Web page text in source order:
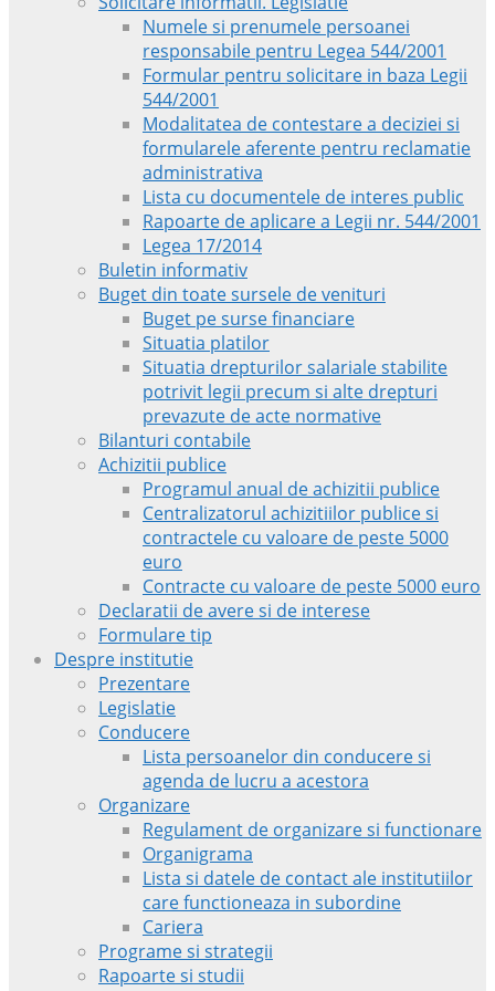
Numele si prenumele persoanei
responsabile pentru Legea 544/2001
Formular pentru solicitare in baza Legii
544/2001
Modalitatea de contestare a deciziei si
formularele aferente pentru reclamatie
administrativa
Lista cu documentele de interes public
Rapoarte de aplicare a Legii nr. 544/2001
Legea 17/2014
Buletin informativ
Buget din toate sursele de venituri
Buget pe surse financiare
Situatia platilor
Situatia drepturilor salariale stabilite
potrivit legii precum si alte drepturi
prevazute de acte normative
Bilanturi contabile
Achizitii publice
Programul anual de achizitii publice
Centralizatorul achizitiilor publice si
contractele cu valoare de peste 5000
euro
Contracte cu valoare de peste 5000 euro
Declaratii de avere si de interese
Formulare tip
Despre institutie
Prezentare
Legislatie
Conducere
Lista persoanelor din conducere si
agenda de lucru a acestora
Organizare
Regulament de organizare si functionare
Organigrama
Lista si datele de contact ale institutiilor
care functioneaza in subordine
Cariera
Programe si strategii
Rapoarte si studii